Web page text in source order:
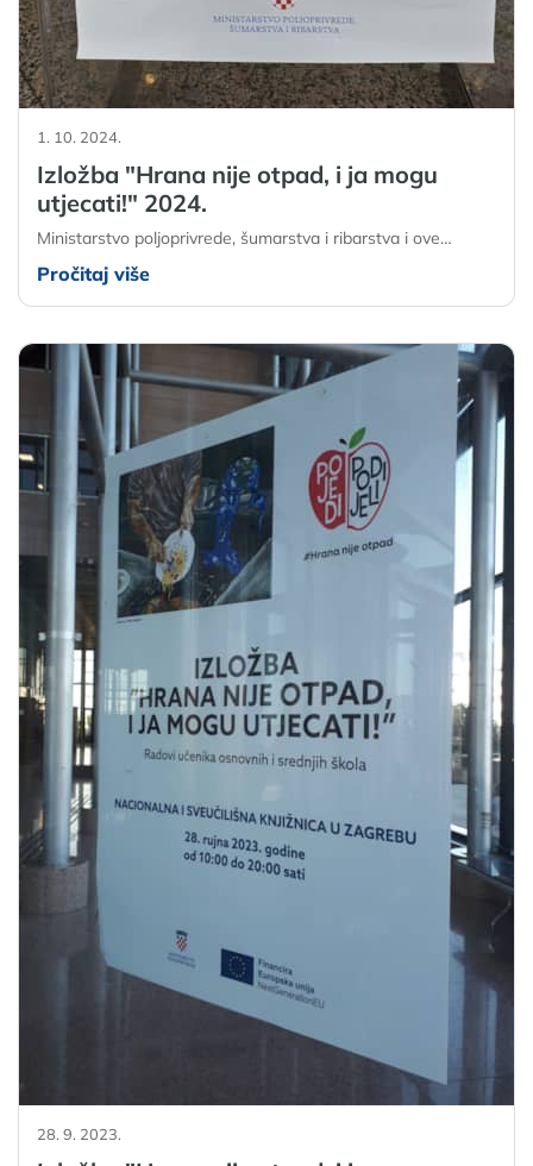
1. 10. 2024.
Izložba "Hrana nije otpad, i ja mogu
utjecati!" 2024.
Ministarstvo poljoprivrede, šumarstva i ribarstva i ove…
Pročitaj više
28. 9. 2023.